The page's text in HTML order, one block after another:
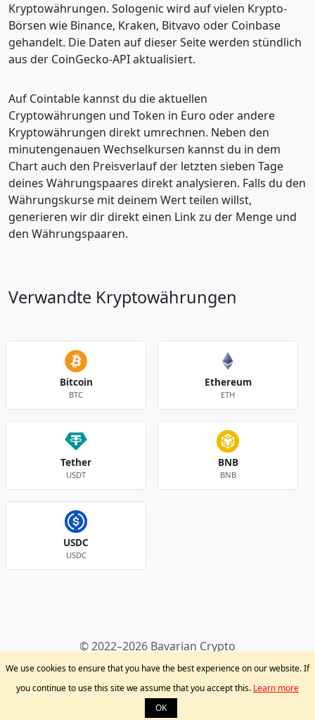
Kryptowährungen. Sologenic wird auf vielen Krypto-
Börsen wie Binance, Kraken, Bitvavo oder Coinbase
gehandelt. Die Daten auf dieser Seite werden stündlich
aus der CoinGecko-API aktualisiert.
Auf Cointable kannst du die aktuellen
Cryptowährungen und Token in Euro oder andere
Kryptowährungen direkt umrechnen. Neben den
minutengenauen Wechselkursen kannst du in dem
Chart auch den Preisverlauf der letzten sieben Tage
deines Währungspaares direkt analysieren. Falls du den
Währungskurse mit deinem Wert teilen willst,
generieren wir dir direkt einen Link zu der Menge und
den Währungspaaren.
Verwandte Kryptowährungen
Bitcoin
BTC
Ethereum
ETH
Tether
USDT
BNB
BNB
USDC
USDC
© 2022–2026 Bavarian Crypto
Kryptowährungen
Privacy Policy
Disclaimer
Krypto Blog
Support
We use cookies to ensure that you have the best experience on our website. If
you continue to use this site we assume that you accept this. Learn more
OK